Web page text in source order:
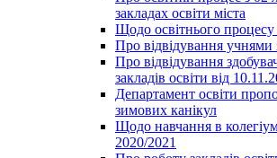
закладах освіти міста
Щодо освітнього процесу
Про відвідування учнями
Про відвідування
закладів освіти від
Департамент освіти
зимових канікул
Щодо навчання в
2020/2021